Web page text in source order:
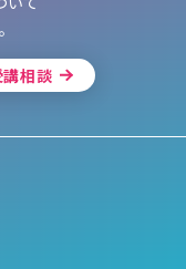
相談